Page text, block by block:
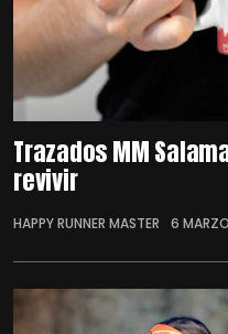
Trazados MM
revivir
HAPPY RUNNER MASTER 6